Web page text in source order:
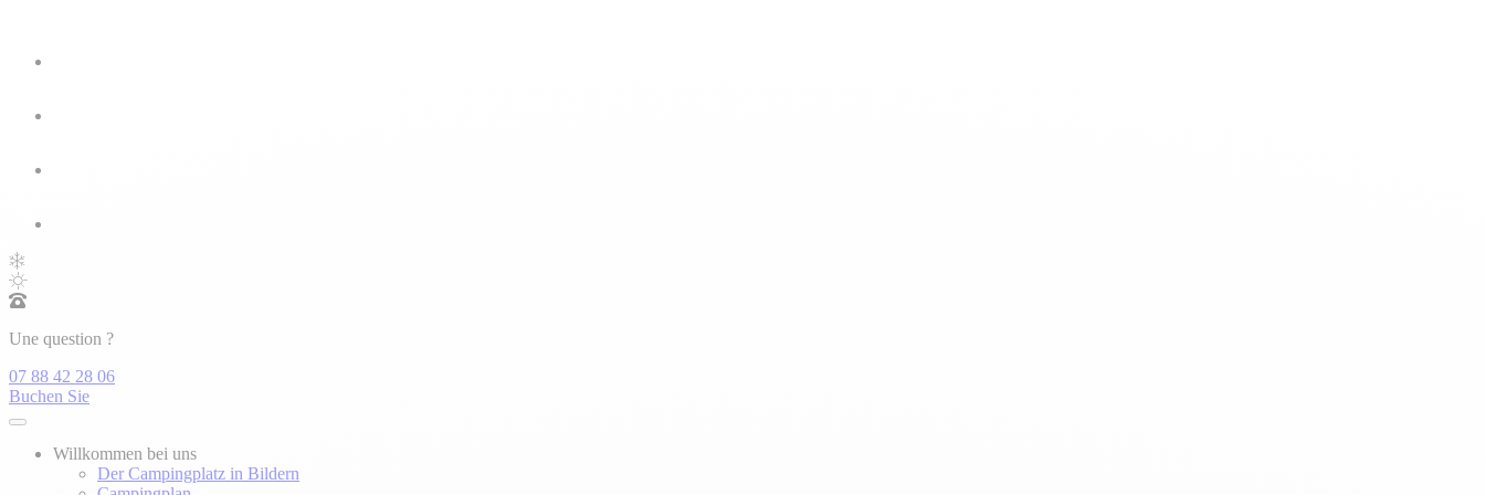
Une question ?
07 88 42 28 06
Buchen Sie
Willkommen bei uns
Der Campingplatz in Bildern